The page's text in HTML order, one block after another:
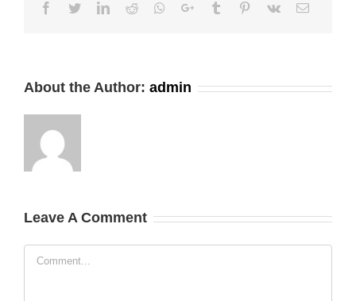
Facebook
TwitterLinkedIn
Reddit Whatsapp
Google+Tumblr Pinterest
Vk Email
About the Author: admin
Leave A Comment